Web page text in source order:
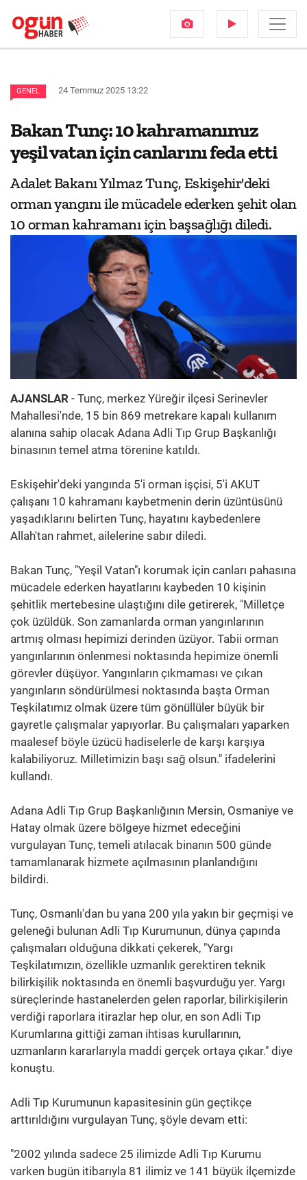
GENEL 24 Temmuz 2025 13:22
Bakan Tunç: 10 kahramanımız
yeşil vatan için canlarını feda etti
Adalet Bakanı Yılmaz Tunç, Eskişehir'deki
orman yangını ile mücadele ederken şehit olan
10 orman kahramanı için başsağlığı diledi.
AJANSLAR - Tunç, merkez Yüreğir ilçesi Serinevler
Mahallesi'nde, 15 bin 869 metrekare kapalı kullanım
alanına sahip olacak Adana Adli Tıp Grup Başkanlığı
binasının temel atma törenine katıldı.
Eskişehir'deki yangında 5'i orman işçisi, 5'i AKUT
çalışanı 10 kahramanı kaybetmenin derin üzüntüsünü
yaşadıklarını belirten Tunç, hayatını kaybedenlere
Allah'tan rahmet, ailelerine sabır diledi.
Bakan Tunç, "Yeşil Vatan"ı korumak için canları pahasına
mücadele ederken hayatlarını kaybeden 10 kişinin
şehitlik mertebesine ulaştığını dile getirerek, "Milletçe
çok üzüldük. Son zamanlarda orman yangınlarının
artmış olması hepimizi derinden üzüyor. Tabii orman
yangınlarının önlenmesi noktasında hepimize önemli
görevler düşüyor. Yangınların çıkmaması ve çıkan
yangınların söndürülmesi noktasında başta Orman
Teşkilatımız olmak üzere tüm gönüllüler büyük bir
gayretle çalışmalar yapıyorlar. Bu çalışmaları yaparken
maalesef böyle üzücü hadiselerle de karşı karşıya
kalabiliyoruz. Milletimizin başı sağ olsun." ifadelerini
kullandı.
Adana Adli Tıp Grup Başkanlığının Mersin, Osmaniye ve
Hatay olmak üzere bölgeye hizmet edeceğini
vurgulayan Tunç, temeli atılacak binanın 500 günde
tamamlanarak hizmete açılmasının planlandığını
bildirdi.
Tunç, Osmanlı'dan bu yana 200 yıla yakın bir geçmişi ve
geleneği bulunan Adli Tıp Kurumunun, dünya çapında
çalışmaları olduğuna dikkati çekerek, "Yargı
Teşkilatımızın, özellikle uzmanlık gerektiren teknik
bilirkişilik noktasında en önemli başvurduğu yer. Yargı
süreçlerinde hastanelerden gelen raporlar, bilirkişilerin
verdiği raporlara itirazlar hep olur, en son Adli Tıp
Kurumlarına gittiği zaman ihtisas kurullarının,
uzmanların kararlarıyla maddi gerçek ortaya çıkar." diye
konuştu.
Adli Tıp Kurumunun kapasitesinin gün geçtikçe
arttırıldığını vurgulayan Tunç, şöyle devam etti:
"2002 yılında sadece 25 ilimizde Adli Tıp Kurumu
varken bugün itibarıyla 81 ilimiz ve 141 büyük ilçemizde